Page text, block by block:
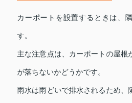
カーポートを設置するときは、
す。
主な注意点は、カーポートの屋根
が落ちないかどうかです。
雨水は雨どいで排水されるため、